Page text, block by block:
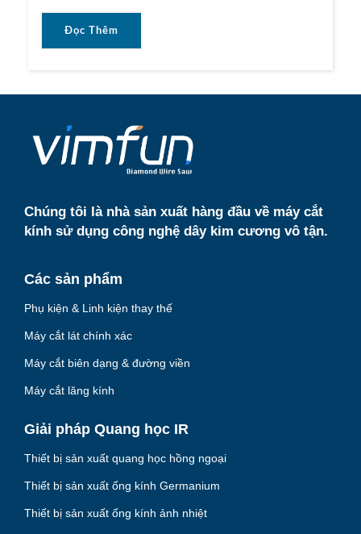
Đọc Thêm
Chúng tôi là nhà sản xuất hàng đầu về máy cắt
kính sử dụng công nghệ dây kim cương vô tận.
Các sản phẩm
Phụ kiện & Linh kiện thay thế
Máy cắt lát chính xác
Máy cắt biên dạng & đường viền
Máy cắt lăng kính
Giải pháp Quang học IR
Thiết bị sản xuất quang học hồng ngoại
Thiết bị sản xuất ống kính Germanium
Thiết bị sản xuất ống kính ảnh nhiệt